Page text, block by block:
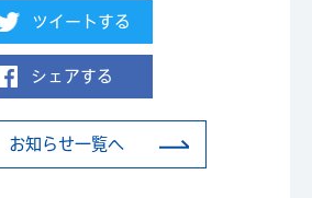
ツイートする
シェアする
お知らせ一覧へ